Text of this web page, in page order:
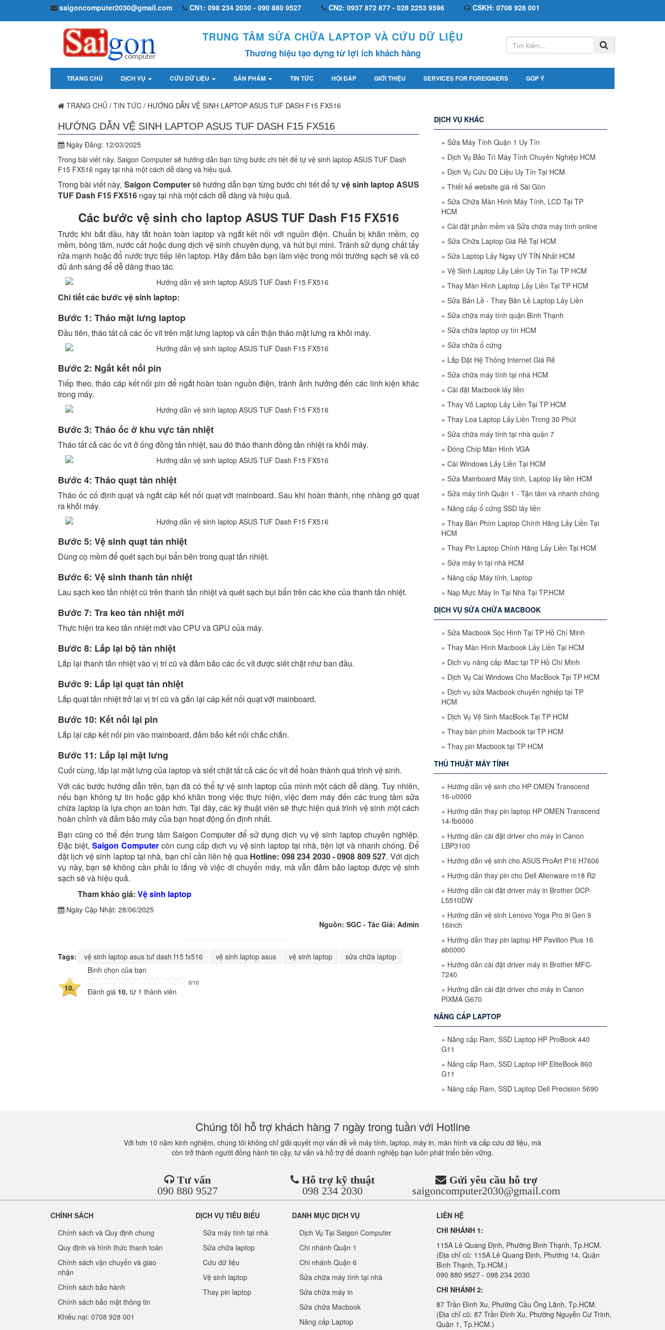
saigoncomputer2030@gmail.com CN1: 098 234 2030 - 090 880 9527 CN2: 0937 872 877 - 028 2253 9596 CSKH: 0708 928 001
TRUNG TÂM SỬA CHỮA LAPTOP VÀ CỨU DỮ LIỆU
Thương hiệu tạo dựng từ lợi ích khách hàng
TRANG CHỦ DỊCH VỤ CỨU DỮ LIỆU SẢN PHẨM TIN TỨC HỎI ĐÁP GIỚI THIỆU SERVICES FOR FOREIGNERS GÓP Ý
TRANG CHỦ / TIN TỨC / HƯỚNG DẪN VỆ SINH LAPTOP ASUS TUF DASH F15 FX516
HƯỚNG DẪN VỆ SINH LAPTOP ASUS TUF DASH F15 FX516
Ngày Đăng: 12/03/2025
Trong bài viết này, Saigon Computer sẽ hướng dẫn bạn từng bước chi tiết để tự vệ sinh laptop ASUS TUF Dash
F15 FX516 ngay tại nhà một cách dễ dàng và hiệu quả.
Trong bài viết này, Saigon Computersẽ hướng dẫn bạn từng bước chi tiết để tự vệ sinh laptop ASUS
TUF Dash F15 FX516 ngay tại nhà một cách dễ dàng và hiệu quả.
Các bước vệ sinh cho laptop ASUS TUF Dash F15 FX516
Trước khi bắt đầu, hãy tắt hoàn toàn laptop và ngắt kết nối với nguồn điện. Chuẩn bị khăn mềm, cọ
mềm, bông tăm, nước cất hoặc dung dịch vệ sinh chuyên dụng, và hút bụi mini. Tránh sử dụng chất tẩy
rửa mạnh hoặc đổ nước trực tiếp lên laptop. Hãy đảm bảo bạn làm việc trong môi trường sạch sẽ và có
đủ ánh sáng để dễ dàng thao tác.
Chi tiết các bước vệ sinh laptop:
Bước 1: Tháo mặt lưng laptop
Đầu tiên, tháo tất cả các ốc vít trên mặt lưng laptop và cẩn thận tháo mặt lưng ra khỏi máy.
Bước 2: Ngắt kết nối pin
Tiếp theo, tháo cáp kết nối pin để ngắt hoàn toàn nguồn điện, tránh ảnh hưởng đến các linh kiện khác
trong máy.
Bước 3: Tháo ốc ở khu vực tản nhiệt
Tháo tất cả các ốc vít ở ống đồng tản nhiệt, sau đó tháo thanh đồng tản nhiệt ra khỏi máy.
Bước 4: Tháo quạt tản nhiệt
Tháo ốc cố định quạt và ngắt cáp kết nối quạt với mainboard. Sau khi hoàn thành, nhẹ nhàng gỡ quạt
ra khỏi máy.
Bước 5: Vệ sinh quạt tản nhiệt
Dùng cọ mềm để quét sạch bụi bẩn bên trong quạt tản nhiệt.
Bước 6: Vệ sinh thanh tản nhiệt
Lau sạch keo tản nhiệt cũ trên thanh tản nhiệt và quét sạch bụi bẩn trên các khe của thanh tản nhiệt.
Bước 7: Tra keo tản nhiệt mới
Thực hiện tra keo tản nhiệt mới vào CPU và GPU của máy.
Bước 8: Lắp lại bộ tản nhiệt
Lắp lại thanh tản nhiệt vào vị trí cũ và đảm bảo các ốc vít được siết chặt như ban đầu.
Bước 9: Lắp lại quạt tản nhiệt
Lắp quạt tản nhiệt trở lại vị trí cũ và gắn lại cáp kết nối quạt với mainboard.
Bước 10: Kết nối lại pin
Lắp lại cáp kết nối pin vào mainboard, đảm bảo kết nối chắc chắn.
Bước 11: Lắp lại mặt lưng
Cuối cùng, lắp lại mặt lưng của laptop và siết chặt tất cả các ốc vít để hoàn thành quá trình vệ sinh.
Với các bước hướng dẫn trên, bạn đã có thể tự vệ sinh laptop của mình một cách dễ dàng. Tuy nhiên,
nếu bạn không tự tin hoặc gặp khó khăn trong việc thực hiện, việc đem máy đến các trung tâm sửa
chữa laptop là lựa chọn an toàn hơn. Tại đây, các kỹ thuật viên sẽ thực hiện quá trình vệ sinh một cách
hoàn chỉnh và đảm bảo máy của bạn hoạt động ổn định nhất.
Bạn cũng có thể đến trung tâm Saigon Computer để sử dụng dịch vụ vệ sinh laptop chuyên nghiệp.
Đặc biệt, Saigon Computercòn cung cấp dịch vụ vệ sinh laptop tại nhà, tiện lợi và nhanh chóng. Để
đặt lịch vệ sinh laptop tại nhà, bạn chỉ cần liên hệ qua Hotline: 098 234 2030 - 0908 809 527. Với dịch
vụ này, bạn sẽ không cần phải lo lắng về việc di chuyển máy, mà vẫn đảm bảo laptop được vệ sinh
sạch sẽ và hiệu quả.
Tham khảo giá: Vệ sinh laptop
Ngày Cập Nhật: 28/06/2025
Nguồn: SGC - Tác Giả: Admin
Tags: vệ sinh laptop asus tuf dash f15 fx516 vệ sinh laptop asus vệ sinh laptop sửa chữa laptop
10.
Bình chọn của bạn
0/10
Đánh giá 10. từ 1 thành viên
DỊCH VỤ KHÁC
» Sửa Máy Tính Quận 1 Uy Tín
» Dịch Vụ Bảo Trì Máy Tính Chuyên Nghiệp HCM
» Dịch Vụ Cứu Dữ Liệu Uy Tín Tại HCM
» Thiết kế website giá rẻ Sài Gòn
» Sửa Chữa Màn Hình Máy Tính, LCD Tại TP
HCM
» Cài đặt phần mềm và Sửa chữa máy tính online
» Sửa Chữa Laptop Giá Rẻ Tại HCM
» Sửa Laptop Lấy Ngay UY TÍN Nhất HCM
» Vệ Sinh Laptop Lấy Liền Uy Tín Tại TP HCM
» Thay Màn Hình Laptop Lấy Liền Tại TP HCM
» Sửa Bản Lề - Thay Bản Lề Laptop Lấy Liền
» Sửa chữa máy tính quận Bình Thạnh
» Sửa chữa laptop uy tín HCM
» Sửa chữa ổ cứng
» Lắp Đặt Hệ Thống Internet Giá Rẻ
» Sửa chữa máy tính tại nhà HCM
» Cài đặt Macbook lấy liền
» Thay Vỏ Laptop Lấy Liền Tại TP HCM
» Thay Loa Laptop Lấy Liền Trong 30 Phút
» Sửa chữa máy tính tại nhà quận 7
» Đóng Chíp Màn Hình VGA
» Cài Windows Lấy Liền Tại HCM
» Sửa Mainboard Máy tính, Laptop lấy liền HCM
» Sửa máy tính Quận 1 - Tận tâm và nhanh chóng
» Nâng cấp ổ cứng SSD lấy liền
» Thay Bàn Phím Laptop Chính Hãng Lấy Liền Tại
HCM
» Thay Pin Laptop Chính Hãng Lấy Liền Tại HCM
» Sửa máy in tại nhà HCM
» Nâng cấp Máy tính, Laptop
» Nạp Mực Máy In Tại Nhà Tại TP.HCM
DỊCH VỤ SỬA CHỮA MACBOOK
» Sửa Macbook Sọc Hình Tại TP Hồ Chí Minh
» Thay Màn Hình Macbook Lấy Liền Tại HCM
» Dịch vụ nâng cấp iMac tại TP Hồ Chí Minh
» Dịch Vụ Cài Windows Cho MacBook Tại TP HCM
» Dịch vụ sửa Macbook chuyên nghiệp tại TP
HCM
» Dịch Vụ Vệ Sinh MacBook Tại TP HCM
» Thay bàn phím Macbook tại TP HCM
» Thay pin Macbook tại TP HCM
THỦ THUẬT MÁY TÍNH
» Hướng dẫn vệ sinh cho HP OMEN Transcend
16-u0000
» Hướng dẫn thay pin laptop HP OMEN Transcend
14-fb0000
» Hướng dẫn cài đặt driver cho máy in Canon
LBP3100
» Hướng dẫn vệ sinh cho ASUS ProArt P16 H7606
» Hướng dẫn thay pin cho Dell Alienware m18 R2
» Hướng dẫn cài đặt driver máy in Brother DCP-
L5510DW
» Hướng dẫn vệ sinh Lenovo Yoga Pro 9i Gen 9
16inch
» Hướng dẫn thay pin laptop HP Pavilion Plus 16
ab0000
» Hướng dẫn cài đặt driver máy in Brother MFC-
7240
» Hướng dẫn cài đặt driver cho máy in Canon
PIXMA G670
NÂNG CẤP LAPTOP
» Nâng cấp Ram, SSD Laptop HP ProBook 440
G11
» Nâng cấp Ram, SSD Laptop HP EliteBook 860
G11
» Nâng cấp Ram, SSD Laptop Dell Precision 5690
Chúng tôi hỗ trợ khách hàng 7 ngày trong tuần với Hotline
Với hơn 10 năm kinh nghiệm, chúng tôi không chỉ giải quyết mọi vấn đề về máy tính, laptop, máy in, màn hình và cấp cứu dữ liệu, mà
còn trở thành người đồng hành tin cậy, tư vấn và hỗ trợ để doanh nghiệp bạn luôn phát triển bền vững.
Tư vấn
090 880 9527
Hỗ trợ kỹ thuật
098 234 2030
Gửi yêu cầu hỗ trợ
saigoncomputer2030@gmail.com
CHÍNH SÁCH
Chính sách và Quy định chung
Quy định và hình thức thanh toán
Chính sách vận chuyển và giao
nhận
Chính sách bảo hành
Chính sách bảo mật thông tin
Khiếu nại: 0708 928 001
DỊCH VỤ TIÊU BIỂU
Sửa máy tính tại nhà
Sửa chữa laptop
Cứu dữ liệu
Vệ sinh laptop
Thay pin laptop
DANH MỤC DỊCH VỤ
Dịch Vụ Tại Saigon Computer
Chi nhánh Quận 1
Chi nhánh Quận 6
Sửa chữa máy tính tại nhà
Sửa chữa máy in
Sửa chữa Macbook
Nâng cấp Laptop
LIÊN HỆ
CHI NHÁNH 1:
115A Lê Quang Định, Phường Bình Thạnh, Tp.HCM.
(Địa chỉ cũ: 115A Lê Quang Định, Phường 14, Quận
Bình Thạnh, Tp.HCM.)
090 880 9527 - 098 234 2030
CHI NHÁNH 2:
87 Trần Đình Xu, Phường Cầu Ông Lãnh, Tp.HCM.
(Địa chỉ cũ: 87 Trần Đình Xu, Phường Nguyễn Cư Trinh,
Quận 1, Tp.HCM.)